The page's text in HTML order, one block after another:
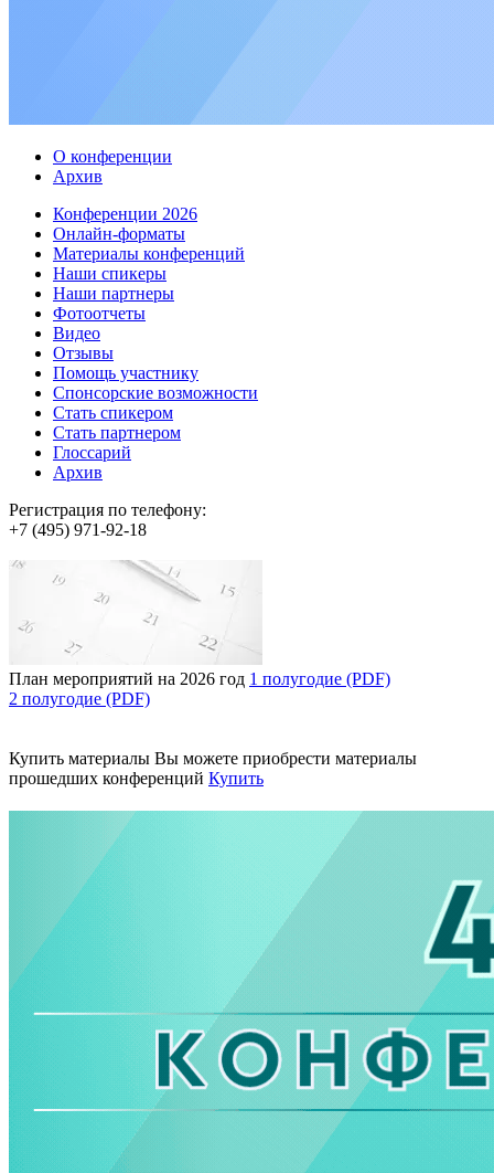
О конференции
Архив
Конференции 2026
Онлайн-форматы
Материалы конференций
Наши спикеры
Наши партнеры
Фотоотчеты
Видео
Отзывы
Помощь участнику
Спонсорские возможности
Стать спикером
Стать партнером
Глоссарий
Архив
Регистрация по телефону:
+7 (495) 971-92-18
План мероприятий на 2026 год 1 полугодие (PDF)
2 полугодие (PDF)
Купить материалы Вы можете приобрести материалы
прошедших конференций Купить